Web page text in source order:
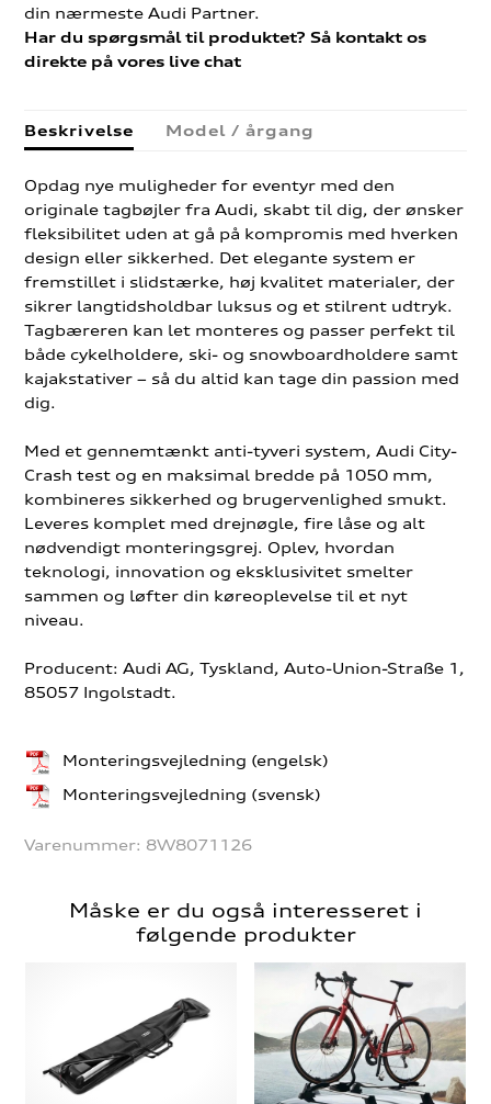
din nærmeste Audi Partner.
Har du spørgsmål til produktet? Så kontakt os
direkte på vores live chat
Beskrivelse Model / årgang
Opdag nye muligheder for eventyr med den
originale tagbøjler fra Audi, skabt til dig, der ønsker
fleksibilitet uden at gå på kompromis med hverken
design eller sikkerhed. Det elegante system er
fremstillet i slidstærke, høj kvalitet materialer, der
sikrer langtidsholdbar luksus og et stilrent udtryk.
Tagbæreren kan let monteres og passer perfekt til
både cykelholdere, ski- og snowboardholdere samt
kajakstativer – så du altid kan tage din passion med
dig.
Med et gennemtænkt anti-tyveri system, Audi City-
Crash test og en maksimal bredde på 1050 mm,
kombineres sikkerhed og brugervenlighed smukt.
Leveres komplet med drejnøgle, fire låse og alt
nødvendigt monteringsgrej. Oplev, hvordan
teknologi, innovation og eksklusivitet smelter
sammen og løfter din køreoplevelse til et nyt
niveau.
Producent: Audi AG, Tyskland, Auto-Union-Straße 1,
85057 Ingolstadt.
Monteringsvejledning (engelsk)
Monteringsvejledning (svensk)
Varenummer: 8W8071126
Måske er du også interesseret i
følgende produkter